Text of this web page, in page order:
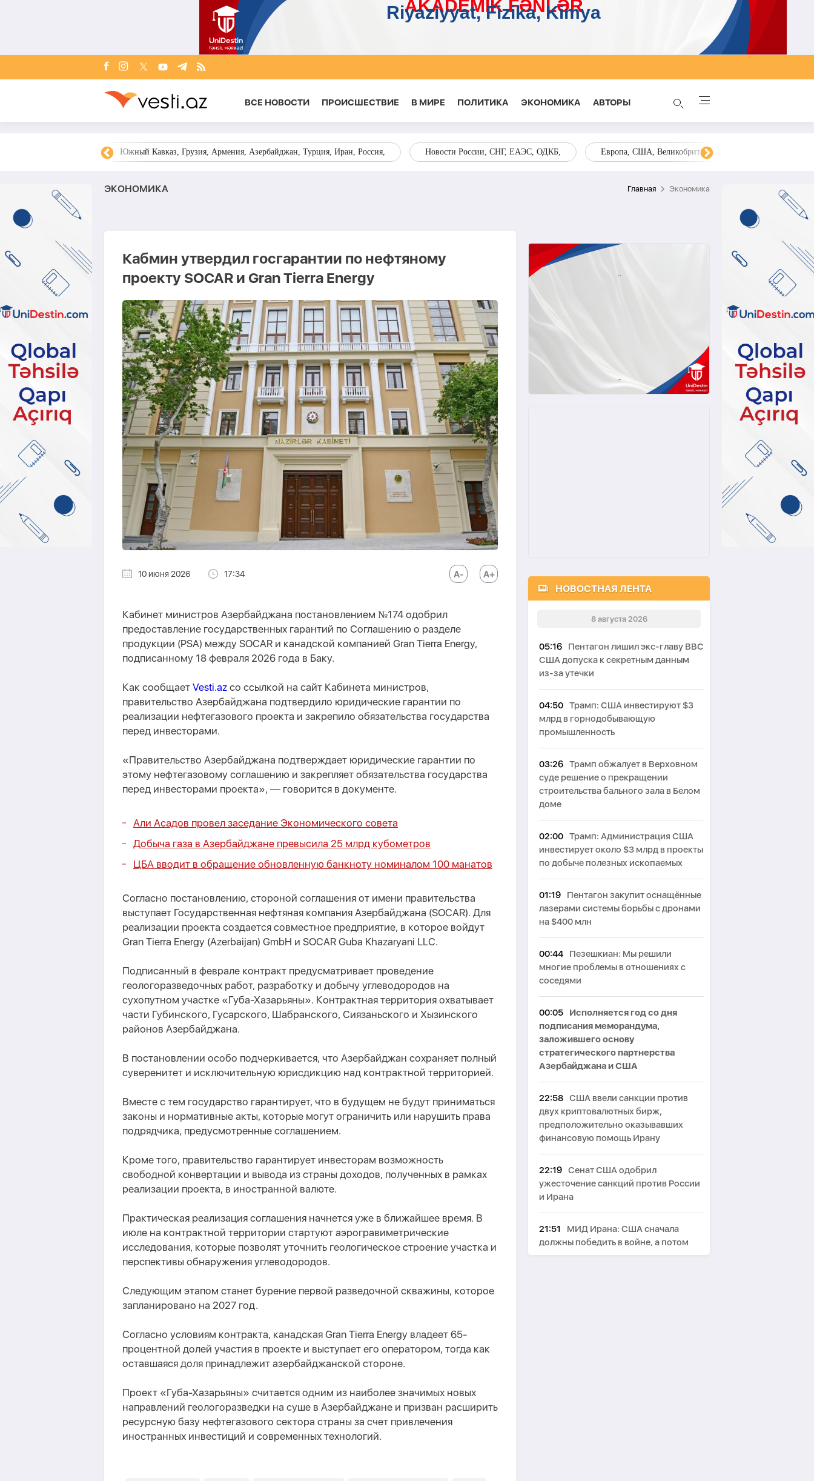
ВСЕ НОВОСТИ ПРОИСШЕСТВИЕ В МИРЕ ПОЛИТИКА ЭКОНОМИКА AВТОРЫ
Южный Кавказ, Грузия, Армения, Азербайджан, Турция, Иран, Россия, Новости России, СНГ, ЕАЭС, ОДКБ, Европа, США, Великобритания, Украина, Запад,
ЭКОНОМИКА Главная Экономика
Кабмин утвердил госгарантии по нефтяному
проекту SOCAR и Gran Tierra Energy
10 июня 2026 17:34
Кабинет министров Азербайджана постановлением №174 одобрил
предоставление государственных гарантий по Соглашению о разделе
продукции (PSA) между SOCAR и канадской компанией Gran Tierra Energy,
подписанному 18 февраля 2026 года в Баку.
Как сообщает Vesti.az со ссылкой на сайт Кабинета министров,
правительство Азербайджана подтвердило юридические гарантии по
реализации нефтегазового проекта и закрепило обязательства государства
перед инвесторами.
«Правительство Азербайджана подтверждает юридические гарантии по
этому нефтегазовому соглашению и закрепляет обязательства государства
перед инвесторами проекта», — говорится в документе.
Али Асадов провел заседание Экономического совета
Добыча газа в Азербайджане превысила 25 млрд кубометров
ЦБА вводит в обращение обновленную банкноту номиналом 100 манатов
Согласно постановлению, стороной соглашения от имени правительства
выступает Государственная нефтяная компания Азербайджана (SOCAR). Для
реализации проекта создается совместное предприятие, в которое войдут
Gran Tierra Energy (Azerbaijan) GmbH и SOCAR Guba Khazaryani LLC.
Подписанный в феврале контракт предусматривает проведение
геологоразведочных работ, разработку и добычу углеводородов на
сухопутном участке «Губа-Хазарьяны». Контрактная территория охватывает
части Губинского, Гусарского, Шабранского, Сиязаньского и Хызинского
районов Азербайджана.
В постановлении особо подчеркивается, что Азербайджан сохраняет полный
суверенитет и исключительную юрисдикцию над контрактной территорией.
Вместе с тем государство гарантирует, что в будущем не будут приниматься
законы и нормативные акты, которые могут ограничить или нарушить права
подрядчика, предусмотренные соглашением.
Кроме того, правительство гарантирует инвесторам возможность
свободной конвертации и вывода из страны доходов, полученных в рамках
реализации проекта, в иностранной валюте.
Практическая реализация соглашения начнется уже в ближайшее время. В
июле на контрактной территории стартуют аэрогравиметрические
исследования, которые позволят уточнить геологическое строение участка и
перспективы обнаружения углеводородов.
Следующим этапом станет бурение первой разведочной скважины, которое
запланировано на 2027 год.
Согласно условиям контракта, канадская Gran Tierra Energy владеет 65-
процентной долей участия в проекте и выступает его оператором, тогда как
оставшаяся доля принадлежит азербайджанской стороне.
Проект «Губа-Хазарьяны» считается одним из наиболее значимых новых
направлений геологоразведки на суше в Азербайджане и призван расширить
ресурсную базу нефтегазового сектора страны за счет привлечения
иностранных инвестиций и современных технологий.
НОВОСТНАЯ ЛЕНТА
8 августа 2026
05:16
Пентагон лишил экс-главу ВВС
США допуска к секретным данным
из-за утечки
04:50 Трамп: США инвестируют $3
млрд в горнодобывающую
промышленность
03:26 Трамп обжалует в Верховном
суде решение о прекращении
строительства бального зала в Белом
доме
02:00 Трамп: Администрация США
инвестирует около $3 млрд в проекты
по добыче полезных ископаемых
01:19
Пентагон закупит оснащённые
лазерами системы борьбы с дронами
на $400 млн
00:44
Пезешкиан: Мы решили
многие проблемы в отношениях с
соседями
00:05
Исполняется год со дня
подписания меморандума,
заложившего основу
стратегического партнерства
Азербайджана и США
22:58 США ввели санкции против
двух криптовалютных бирж,
предположительно оказывавших
финансовую помощь Ирану
22:19 Сенат США одобрил
ужесточение санкций против России
и Ирана
21:51
МИД Ирана: США сначала
должны победить в войне, а потом
говорить о «трофеях» Ирана